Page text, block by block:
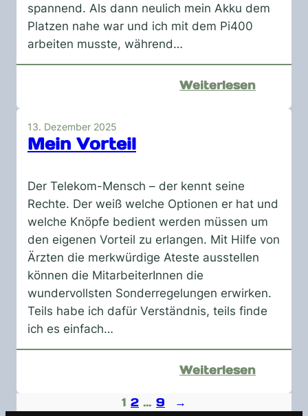
spannend. Als dann neulich mein Akku dem
Platzen nahe war und ich mit dem Pi400
arbeiten musste, während…
Weiterlesen:
Retro-
13. Dezember 2025
Mein Vorteil
Der Telekom-Mensch – der kennt seine
Rechte. Der weiß welche Optionen er hat und
welche Knöpfe bedient werden müssen um
den eigenen Vorteil zu erlangen. Mit Hilfe von
Ärzten die merkwürdige Ateste ausstellen
können die MitarbeiterInnen die
wundervollsten Sonderregelungen erwirken.
Teils habe ich dafür Verständnis, teils finde
ich es einfach…
Weiterlesen:
1 2 … 9 →